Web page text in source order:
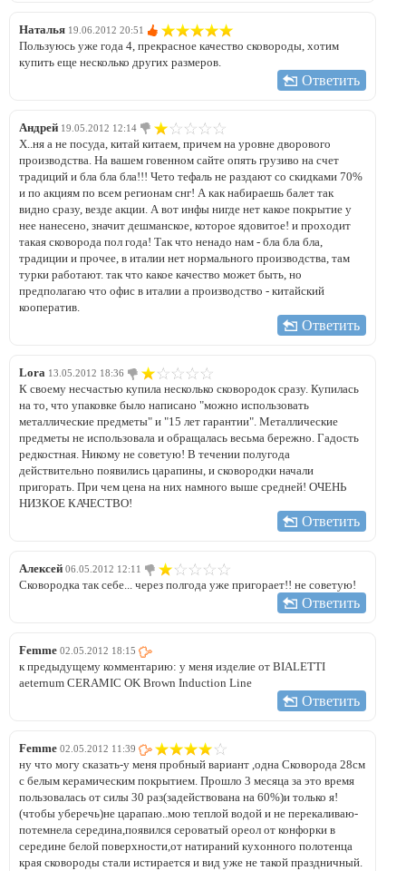
Наталья 19.06.2012 20:51
Пользуюсь уже года 4, прекрасное качество сковороды, хотим
купить еще несколько других размеров.
Ответить
Андрей 19.05.2012 12:14
Х..ня а не посуда, китай китаем, причем на уровне дворового
производства. На вашем говенном сайте опять грузиво на счет
традиций и бла бла бла!!! Чето тефаль не раздают со скидками 70%
и по акциям по всем регионам снг! А как набираешь балет так
видно сразу, везде акции. А вот инфы нигде нет какое покрытие у
нее нанесено, значит дешманское, которое ядовитое! и проходит
такая сковорода пол года! Так что ненадо нам - бла бла бла,
традиции и прочее, в италии нет нормального производства, там
турки работают. так что какое качество может быть, но
предполагаю что офис в италии а производство - китайский
кооператив.
Ответить
Lora 13.05.2012 18:36
К своему несчастью купила несколько сковородок сразу. Купилась
на то, что упаковке было написано "можно использовать
металлические предметы" и "15 лет гарантии". Металлические
предметы не использовала и обращалась весьма бережно. Гадость
редкостная. Никому не советую! В течении полугода
действительно появились царапины, и сковородки начали
пригорать. При чем цена на них намного выше средней! ОЧЕНЬ
НИЗКОЕ КАЧЕСТВО!
Ответить
Алексей 06.05.2012 12:11
Сковородка так себе... через полгода уже пригорает!! не советую!
Ответить
Femme 02.05.2012 18:15
к предыдущему комментарию: у меня изделие от BIALETTI
aeternum CERAMIC OK Brown Induction Line
Ответить
Femme 02.05.2012 11:39
ну что могу сказать-у меня пробный вариант ,одна Сковорода 28см
с белым керамическим покрытием. Прошло 3 месяца за это время
пользовалась от силы 30 раз(задействована на 60%)и только я!
(чтобы уберечь)не царапаю..мою теплой водой и не перекаливаю-
потемнела середина,появился сероватый ореол от конфорки в
середине белой поверхности,от натираний кухонного полотенца
края сковороды стали истирается и вид уже не такой праздничный.